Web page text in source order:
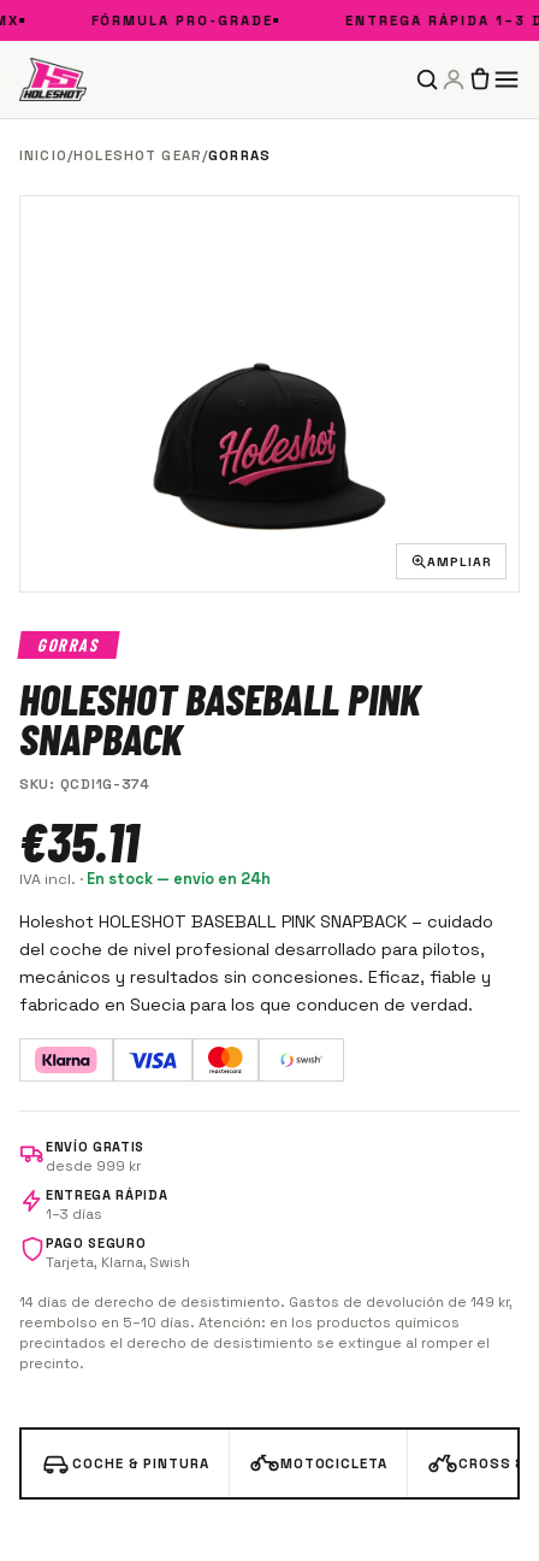
FÓRMULA PRO-GRADE ENTREGA RÁPIDA 1–3
INICIO/HOLESHOT GEAR/GORRAS
AMPLIAR
GORRAS
HOLESHOT BASEBALL PINK
SNAPBACK
SKU: QCDI1G-374
€35.11
IVA incl. · En stock — envío en 24h
Holeshot HOLESHOT BASEBALL PINK SNAPBACK – cuidado
del coche de nivel profesional desarrollado para pilotos,
mecánicos y resultados sin concesiones. Eficaz, fiable y
fabricado en Suecia para los que conducen de verdad.
ENVÍO GRATIS
desde 999 kr
ENTREGA RÁPIDA
1–3 días
PAGO SEGURO
Tarjeta, Klarna, Swish
14 días de derecho de desistimiento. Gastos de devolución de 149 kr,
reembolso en 5–10 días. Atención: en los productos químicos
precintados el derecho de desistimiento se extingue al romper el
precinto.
COCHE & PINTURA MOTOCICLETA CROSS &